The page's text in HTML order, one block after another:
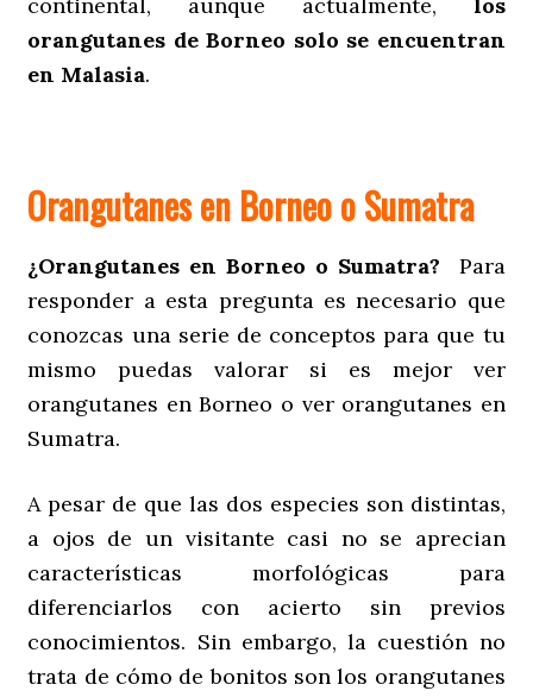
continental, aunque actualmente, los
orangutanes de Borneo solo se encuentran
en Malasia.
Orangutanes en Borneo o Sumatra
¿Orangutanes en Borneo o Sumatra? Para
responder a esta pregunta es necesario que
conozcas una serie de conceptos para que tu
mismo puedas valorar si es mejor ver
orangutanes en Borneo o ver orangutanes en
Sumatra.
A pesar de que las dos especies son distintas,
a ojos de un visitante casi no se aprecian
características morfológicas para
diferenciarlos con acierto sin previos
conocimientos. Sin embargo, la cuestión no
trata de cómo de bonitos son los orangutanes